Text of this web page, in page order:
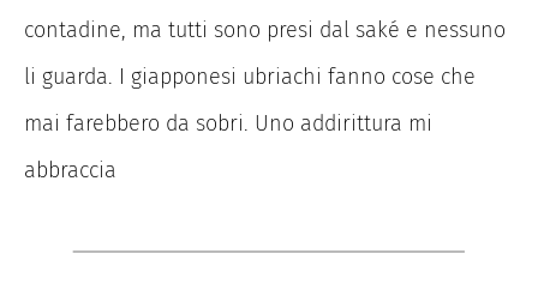
contadine, ma tutti sono presi dal saké e nessuno
li guarda. I giapponesi ubriachi fanno cose che
mai farebbero da sobri. Uno addirittura mi
abbraccia